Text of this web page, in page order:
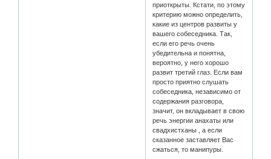
приоткрыты. Кстати, по этому
критерию можно определить,
какие из центров развиты у
вашего собеседника. Так,
если его речь очень
убедительна и понятна,
вероятно, у него хорошо
развит третий глаз. Если вам
просто приятно слушать
собеседника, независимо от
содержания разговора,
значит, он вкладывает в свою
речь энергии анахаты или
свадхистханы , а если
сказанное заставляет Вас
сжаться, то манипуры.